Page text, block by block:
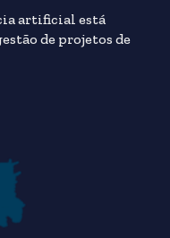
artificial está
de projetos de